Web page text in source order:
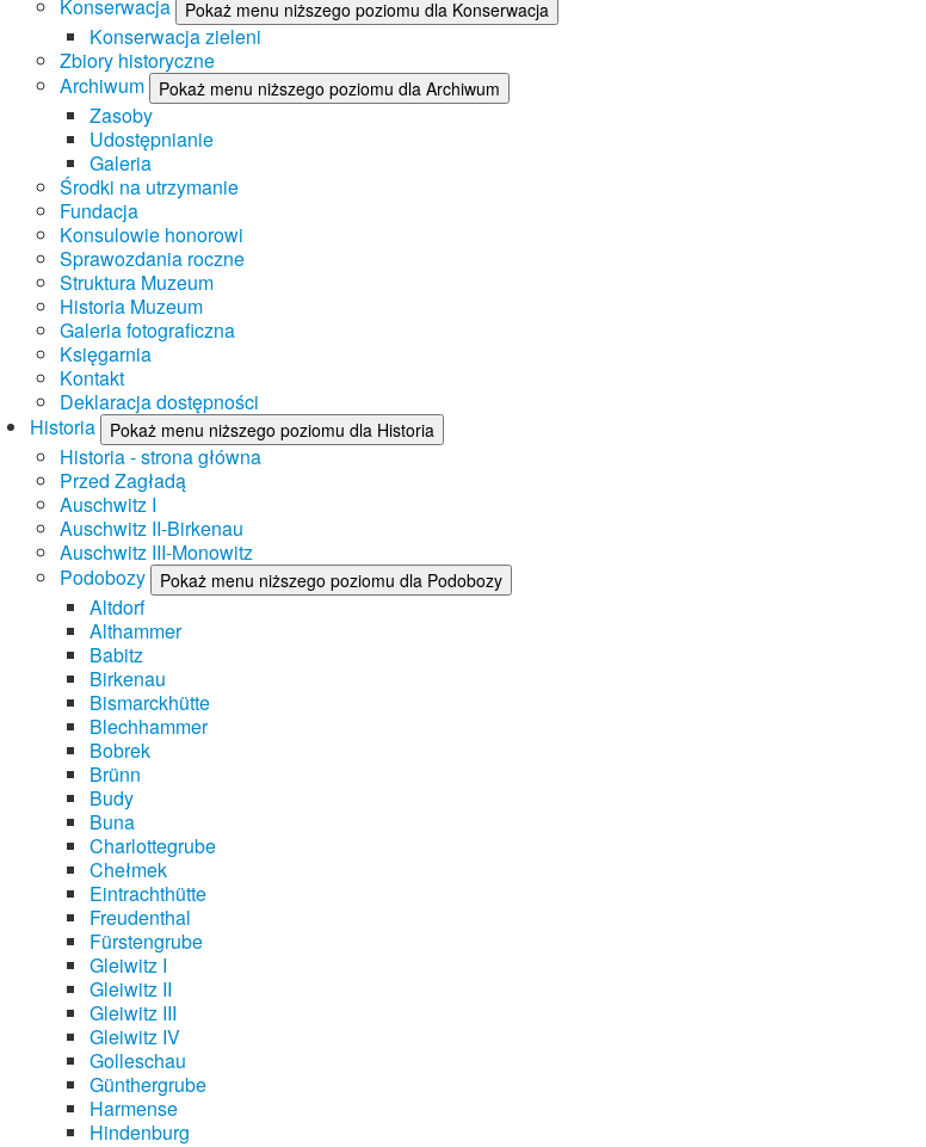
Konserwacja
Pokaż menu niższego poziomu dla Konserwacja
Konserwacja zieleni
Zbiory historyczne
Archiwum
Pokaż menu niższego poziomu dla Archiwum
Zasoby
Udostępnianie
Galeria
Środki na utrzymanie
Fundacja
Konsulowie honorowi
Sprawozdania roczne
Struktura Muzeum
Historia Muzeum
Galeria fotograficzna
Księgarnia
Kontakt
Deklaracja dostępności
Historia
Pokaż menu niższego poziomu dla Historia
Historia - strona główna
Przed Zagładą
Auschwitz I
Auschwitz II-Birkenau
Auschwitz III-Monowitz
Podobozy
Pokaż menu niższego poziomu dla Podobozy
Altdorf
Althammer
Babitz
Birkenau
Bismarckhütte
Blechhammer
Bobrek
Brünn
Budy
Buna
Charlottegrube
Chełmek
Eintrachthütte
Freudenthal
Fürstengrube
Gleiwitz I
Gleiwitz II
Gleiwitz III
Gleiwitz IV
Golleschau
Günthergrube
Harmense
Hindenburg